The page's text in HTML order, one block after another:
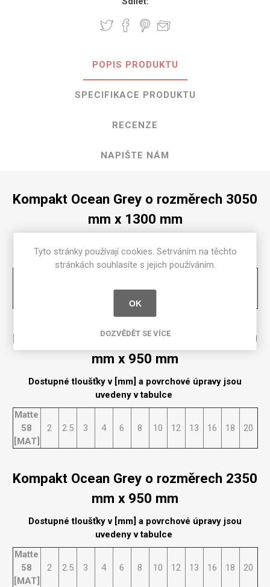
POPIS PRODUKTU
SPECIFIKACE PRODUKTU
RECENZE
NAPIŠTE NÁM
Kompakt Ocean Grey o rozměrech 3050
mm x 1300 mm
uvedeny v tabulce
6 8 10
Kompakt Ocean Grey o rozměrech 2150
mm x 950 mm
Dostupné tloušťky v [mm] a povrchové úpravy jsou
uvedeny v tabulce
Matte
58
[MAT]
2 2.5 3 4 6 8 10 12 13 16 18 20
Kompakt Ocean Grey o rozměrech 2350
mm x 950 mm
Dostupné tloušťky v [mm] a povrchové úpravy jsou
uvedeny v tabulce
Matte
58
[MAT]
2 2.5 3 4 6 8 10 12 13 16 18 20
Tyto stránky používají cookies. Setrváním na těchto
stránkách souhlasíte s jejich používáním.
OK
DOZVĚDĚT SE VÍCE